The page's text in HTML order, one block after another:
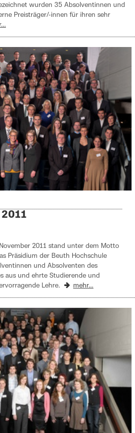
wurden 35 Absolventinnen und
Preisträger/-innen für ihren sehr
2011 stand unter dem Motto
Präsidium der Beuth Hochschule
und Absolventen des
aus und ehrte Studierende und
Lehre.
mehr…